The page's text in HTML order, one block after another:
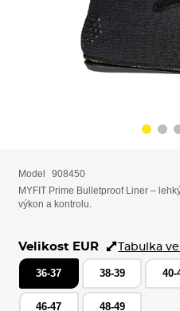
Model
908450
MYFIT Prime Bulletproof Liner –
výkon a kontrolu.
Velikost EUR Tabulka
36-37 38-39 40-
46-47 48-49